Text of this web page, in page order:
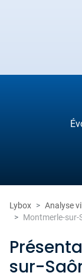
Lybox Analyse
Montmerle-sur-
sur-